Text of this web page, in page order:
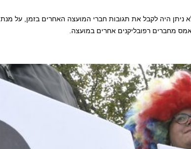
היה לקבל את תגובות חברי המועצה האחרים בזמן, על מנת
מחברים רפובליקנים אחרים במועצה.